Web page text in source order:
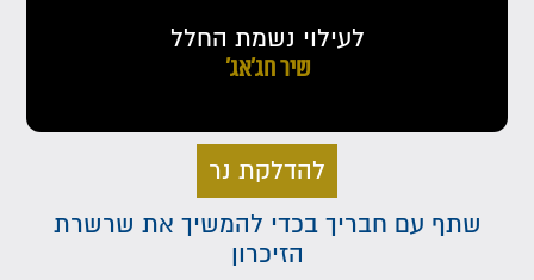
לעילוי נשמת החלל
שיר חג׳אג׳
להדלקת נר
שתף עם חבריך בכדי להמשיך את שרשרת
הזיכרון